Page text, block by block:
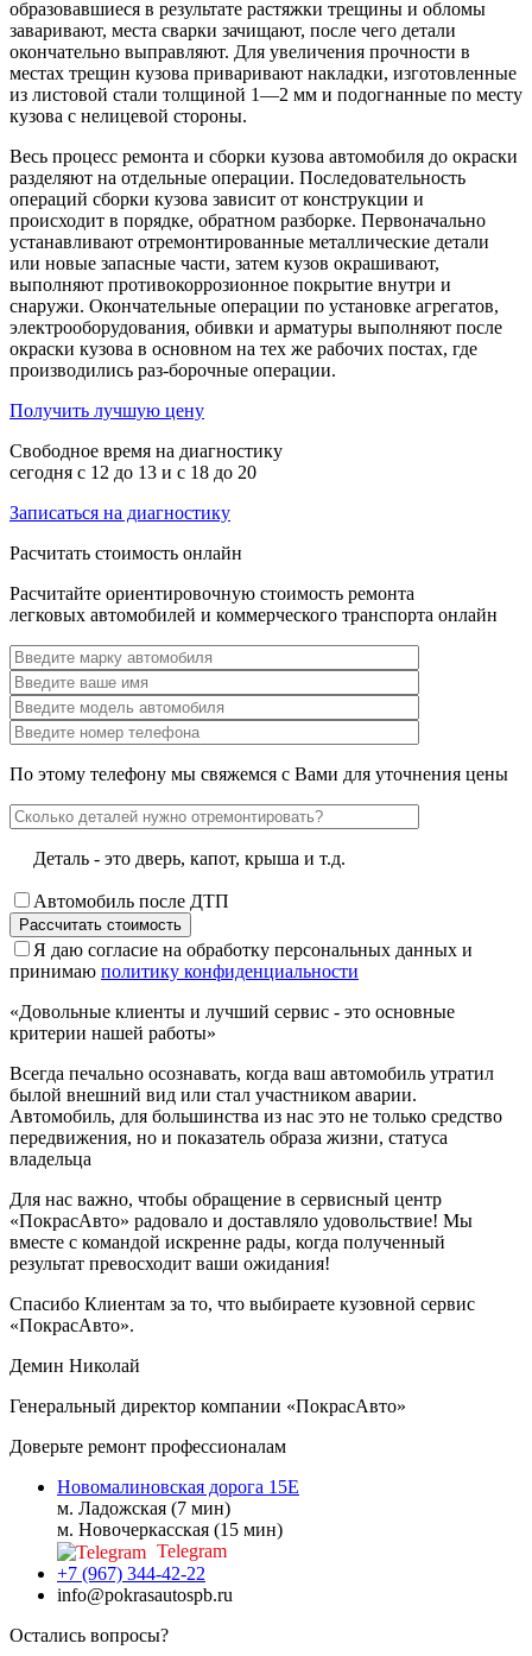
образовавшиеся в результате растяжки трещины и обломы
заваривают, места сварки зачищают, после чего детали
окончательно выправляют. Для увеличения прочности в
местах трещин кузова приваривают накладки, изготовленные
из листовой стали толщиной 1—2 мм и подогнанные по месту
кузова с нелицевой стороны.
Весь процесс ремонта и сборки кузова автомобиля до окраски
разделяют на отдельные операции. Последовательность
операций сборки кузова зависит от конструкции и
происходит в порядке, обратном разборке. Первоначально
устанавливают отремонтированные металлические детали
или новые запасные части, затем кузов окрашивают,
выполняют противокоррозионное покрытие внутри и
снаружи. Окончательные операции по установке агрегатов,
электрооборудования, обивки и арматуры выполняют после
окраски кузова в основном на тех же рабочих постах, где
производились раз-борочные операции.
Получить лучшую цену
Свободное время на диагностику
сегодня с 12 до 13 и с 18 до 20
Записаться на диагностику
Расчитать стоимость онлайн
Расчитайте ориентировочную стоимость ремонта
легковых автомобилей и коммерческого транспорта онлайн
По этому телефону мы свяжемся с Вами для уточнения цены
Деталь - это дверь, капот, крыша и т.д.
Автомобиль после ДТП
Я даю согласие на обработку персональных данных и
принимаю политику конфиденциальности
«Довольные клиенты и лучший сервис - это основные
критерии нашей работы»
Всегда печально осознавать, когда ваш автомобиль утратил
былой внешний вид или стал участником аварии.
Автомобиль, для большинства из нас это не только средство
передвижения, но и показатель образа жизни, статуса
владельца
Для нас важно, чтобы обращение в сервисный центр
«ПокрасАвто» радовало и доставляло удовольствие! Мы
вместе с командой искренне рады, когда полученный
результат превосходит ваши ожидания!
Спасибо Клиентам за то, что выбираете кузовной сервис
«ПокрасАвто».
Демин Николай
Генеральный директор компании «ПокрасАвто»
Доверьте ремонт профессионалам
Новомалиновская дорога 15Е
м. Ладожская (7 мин)
м. Новочеркасская (15 мин)
Telegram
+7 (967) 344-42-22
info@pokrasautospb.ru
Остались вопросы?